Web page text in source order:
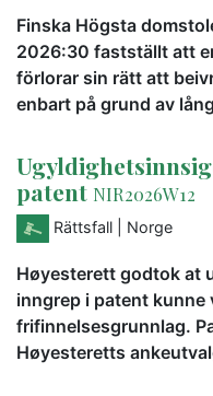
Finska Högsta
2026:30 fastställt att
förlorar sin rätt att
enbart på grund av
patent NIR2026W12
Rättsfall | Norge
Høyesterett godtok at
inngrep i patent
frifinnelsesgrunnlag.
Høyesteretts